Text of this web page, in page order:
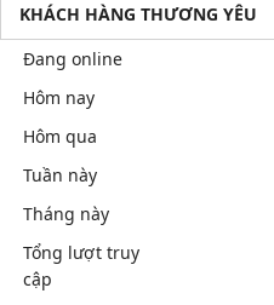
KHÁCH HÀNG THƯƠNG YÊU
Đang online
Hôm nay
Hôm qua
Tuần này
Tháng này
Tổng lượt truy
cập